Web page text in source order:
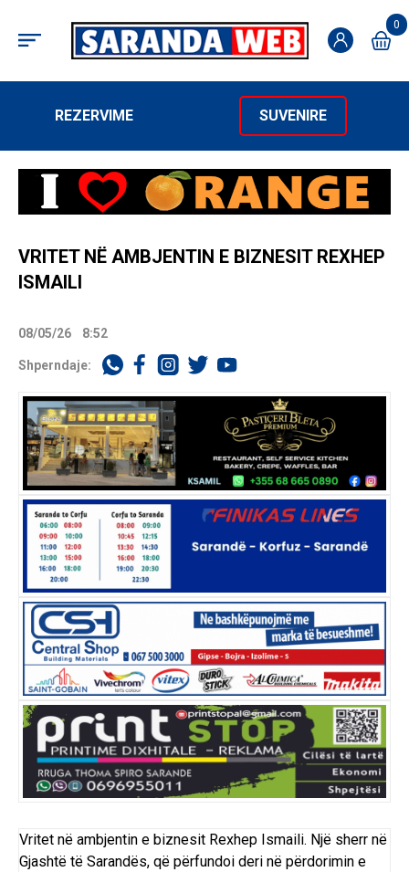
0
REZERVIME SUVENIRE
VRITET NË AMBJENTIN E BIZNESIT REXHEP
ISMAILI
08/05/26 8:52
Shperndaje:
Vritet në ambjentin e biznesit Rexhep Ismaili. Një sherr në
Gjashtë të Sarandës, që përfundoi deri në përdorimin e